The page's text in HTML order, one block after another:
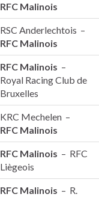
RFC Malinois
RSC Anderlechtois –
RFC Malinois
RFC Malinois –
Royal Racing Club de
Bruxelles
KRC Mechelen –
RFC Malinois
RFC Malinois – RFC
Liègeois
RFC Malinois – R.